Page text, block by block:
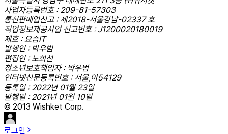
사업자등록번호 : 209-81-57303
통신판매업신고 : 제2018-서울강남-02337 호
직업정보제공사업 신고번호 : J1200020180019
제호 : 요즘IT
발행인 : 박우범
편집인 : 노희선
청소년보호책임자 : 박우범
인터넷신문등록번호 : 서울,아54129
등록일 : 2022년 01월 23일
발행일 : 2021년 01월 10일
© 2013 Wishket Corp.
로그인